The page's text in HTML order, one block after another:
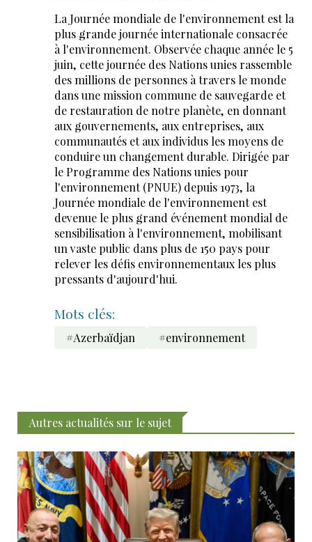
La Journée mondiale de l'environnement est la
plus grande journée internationale consacrée
à l'environnement. Observée chaque année le 5
juin, cette journée des Nations unies rassemble
des millions de personnes à travers le monde
dans une mission commune de sauvegarde et
de restauration de notre planète, en donnant
aux gouvernements, aux entreprises, aux
communautés et aux individus les moyens de
conduire un changement durable. Dirigée par
le Programme des Nations unies pour
l'environnement (PNUE) depuis 1973, la
Journée mondiale de l'environnement est
devenue le plus grand événement mondial de
sensibilisation à l'environnement, mobilisant
un vaste public dans plus de 150 pays pour
relever les défis environnementaux les plus
pressants d'aujourd'hui.
Mots clés:
#Azerbaïdjan #environnement
Autres actualités sur le sujet